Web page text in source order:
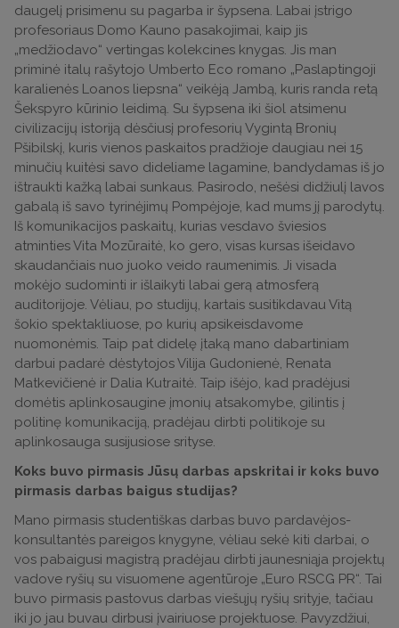
daugelį prisimenu su pagarba ir šypsena. Labai įstrigo
profesoriaus Domo Kauno pasakojimai, kaip jis
„medžiodavo“ vertingas kolekcines knygas. Jis man
priminė italų rašytojo Umberto Eco romano „Paslaptingoji
karalienės Loanos liepsna“ veikėją Jambą, kuris randa retą
Šekspyro kūrinio leidimą. Su šypsena iki šiol atsimenu
civilizacijų istoriją dėsčiusį profesorių Vygintą Bronių
Pšibilskį, kuris vienos paskaitos pradžioje daugiau nei 15
minučių kuitėsi savo dideliame lagamine, bandydamas iš jo
ištraukti kažką labai sunkaus. Pasirodo, nešėsi didžiulį lavos
gabalą iš savo tyrinėjimų Pompėjoje, kad mums jį parodytų.
Iš komunikacijos paskaitų, kurias vesdavo šviesios
atminties Vita Mozūraitė, ko gero, visas kursas išeidavo
skaudančiais nuo juoko veido raumenimis. Ji visada
mokėjo sudominti ir išlaikyti labai gerą atmosferą
auditorijoje. Vėliau, po studijų, kartais susitikdavau Vitą
šokio spektakliuose, po kurių apsikeisdavome
nuomonėmis. Taip pat didelę įtaką mano dabartiniam
darbui padarė dėstytojos Vilija Gudonienė, Renata
Matkevičienė ir Dalia Kutraitė. Taip išėjo, kad pradėjusi
domėtis aplinkosaugine įmonių atsakomybe, gilintis į
politinę komunikaciją, pradėjau dirbti politikoje su
aplinkosauga susijusiose srityse.
Koks buvo pirmasis Jūsų darbas apskritai ir koks buvo
pirmasis darbas baigus studijas?
Mano pirmasis studentiškas darbas buvo pardavėjos-
konsultantės pareigos knygyne, vėliau sekė kiti darbai, o
vos pabaigusi magistrą pradėjau dirbti jaunesniąja projektų
vadove ryšių su visuomene agentūroje „Euro RSCG PR“. Tai
buvo pirmasis pastovus darbas viešųjų ryšių srityje, tačiau
iki jo jau buvau dirbusi įvairiuose projektuose. Pavyzdžiui,